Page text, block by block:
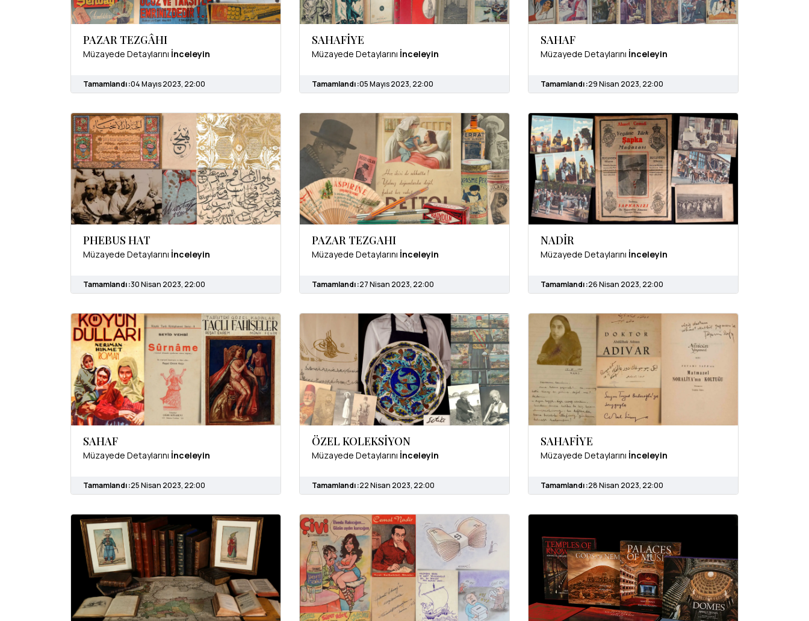
PAZAR TEZGÂHI
Müzayede Detaylarını İnceleyin
Tamamlandı :04 Mayıs 2023, 22:00
SAHAFİYE
Müzayede Detaylarını İnceleyin
Tamamlandı :05 Mayıs 2023, 22:00
SAHAF
Müzayede Detaylarını İnceleyin
Tamamlandı :29 Nisan 2023, 22:00
PHEBUS HAT
Müzayede Detaylarını İnceleyin
Tamamlandı :30 Nisan 2023, 22:00
PAZAR TEZGAHI
Müzayede Detaylarını İnceleyin
Tamamlandı :27 Nisan 2023, 22:00
NADİR
Müzayede Detaylarını İnceleyin
Tamamlandı :26 Nisan 2023, 22:00
SAHAF
Müzayede Detaylarını İnceleyin
Tamamlandı :25 Nisan 2023, 22:00
ÖZEL KOLEKSİYON
Müzayede Detaylarını İnceleyin
Tamamlandı :22 Nisan 2023, 22:00
SAHAFİYE
Müzayede Detaylarını İnceleyin
Tamamlandı :28 Nisan 2023, 22:00